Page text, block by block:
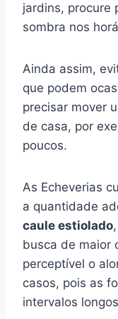
jardins, procure
sombra nos
Ainda assim,
que podem
precisar mover
de casa, por
poucos.
As Echeverias
a quantidade
caule estiolado
busca de maior
perceptível o
casos, pois as
intervalos